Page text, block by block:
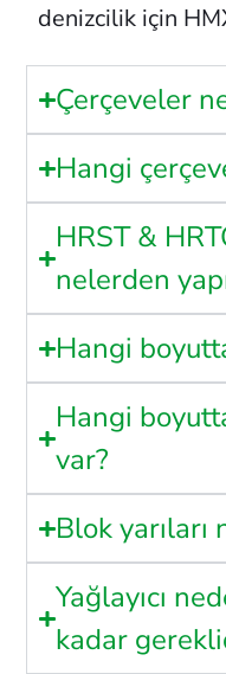
denizcilik için
Çerçeveler
Hangi
HRST &
nelerden
Hangi
Hangi
var?
Blok
Yağlayıcı
kadar